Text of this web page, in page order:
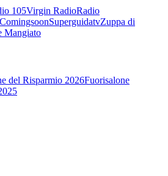
105Virgin RadioRadio
ComingsoonSuperguidatvZuppa di
Mangiato
del Risparmio 2026Fuorisalone